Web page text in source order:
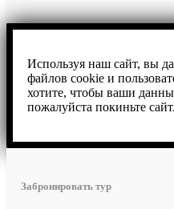
Используя наш сайт, вы
файлов cookie и
хотите, чтобы ваши
пожалуйста покиньте сайт.
Забронировать тур